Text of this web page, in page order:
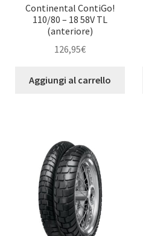
Continental ContiGo!
110/80 – 18 58V TL
(anteriore)
126,95€
Aggiungi al carrello